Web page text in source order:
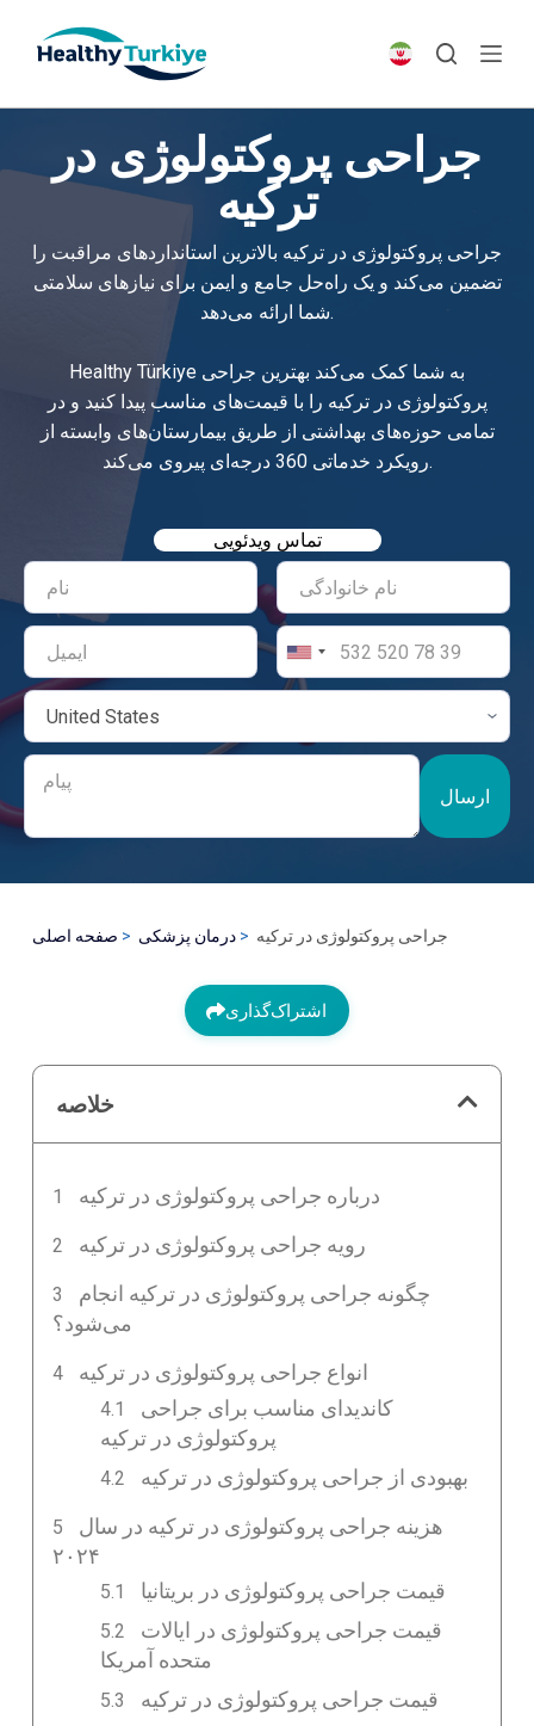
p
o
جراحی پروکتولوژی در
ترکیه
جراحی پروکتولوژی در ترکیه بالاترین استانداردهای مراقبت را
تضمین می‌کند و یک راه‌حل جامع و ایمن برای نیازهای سلامتی
شما ارائه می‌دهد.
Healthy Türkiye به شما کمک می‌کند بهترین جراحی
پروکتولوژی در ترکیه را با قیمت‌های مناسب پیدا کنید و در
تمامی حوزه‌های بهداشتی از طریق بیمارستان‌های وابسته از
رویکرد خدماتی 360 درجه‌ای پیروی می‌کند.
تماس ویدئویی
ارسال
صفحه اصلی درمان پزشکی جراحی پروکتولوژی در ترکیه
اشتراک‌گذاری
خلاصه
درباره جراحی پروکتولوژی در ترکیه
رویه جراحی پروکتولوژی در ترکیه
چگونه جراحی پروکتولوژی در ترکیه انجام
می‌شود؟
انواع جراحی پروکتولوژی در ترکیه
کاندیدای مناسب برای جراحی
پروکتولوژی در ترکیه
بهبودی از جراحی پروکتولوژی در ترکیه
هزینه جراحی پروکتولوژی در ترکیه در سال
۲۰۲۴
قیمت جراحی پروکتولوژی در بریتانیا
قیمت جراحی پروکتولوژی در ایالات
متحده آمریکا
قیمت جراحی پروکتولوژی در ترکیه